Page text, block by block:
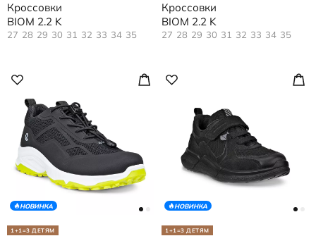
Кроссовки
BIOM 2.2 K
27 28 29 30 31 32 33 34 35
Кроссовки
BIOM 2.2 K
27 28 29 30 31 32 33 34 35
НОВИНКА
1+1=3 ДЕТЯМ
НОВИНКА
1+1=3 ДЕТЯМ